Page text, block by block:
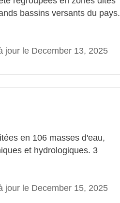
bassins versants du pays.
jour le December 13, 2025
en 106 masses d'eau,
et hydrologiques. 3
jour le December 15, 2025